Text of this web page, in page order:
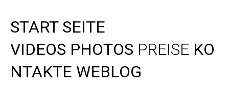
START SEITE
VIDEOS PHOTOS PREISE KO
NTAKTE WEBLOG